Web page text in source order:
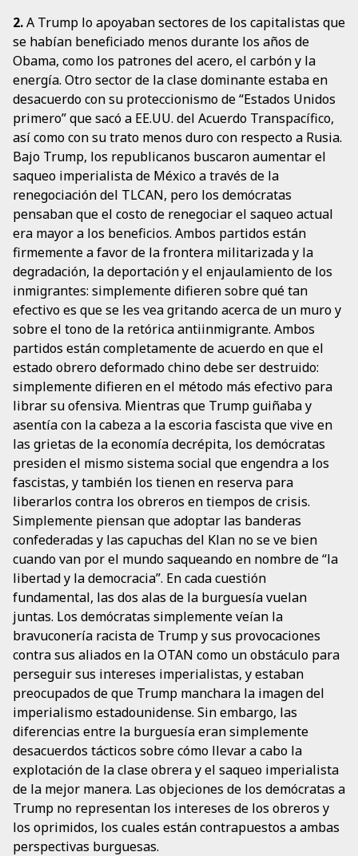
2.A Trump lo apoyaban sectores de los capitalistas que
se habían beneficiado menos durante los años de
Obama, como los patrones del acero, el carbón y la
energía. Otro sector de la clase dominante estaba en
desacuerdo con su proteccionismo de “Estados Unidos
primero” que sacó a EE.UU. del Acuerdo Transpacífico,
así como con su trato menos duro con respecto a Rusia.
Bajo Trump, los republicanos buscaron aumentar el
saqueo imperialista de México a través de la
renegociación del TLCAN, pero los demócratas
pensaban que el costo de renegociar el saqueo actual
era mayor a los beneficios. Ambos partidos están
firmemente a favor de la frontera militarizada y la
degradación, la deportación y el enjaulamiento de los
inmigrantes: simplemente difieren sobre qué tan
efectivo es que se les vea gritando acerca de un muro y
sobre el tono de la retórica antiinmigrante. Ambos
partidos están completamente de acuerdo en que el
estado obrero deformado chino debe ser destruido:
simplemente difieren en el método más efectivo para
librar su ofensiva. Mientras que Trump guiñaba y
asentía con la cabeza a la escoria fascista que vive en
las grietas de la economía decrépita, los demócratas
presiden el mismo sistema social que engendra a los
fascistas, y también los tienen en reserva para
liberarlos contra los obreros en tiempos de crisis.
Simplemente piensan que adoptar las banderas
confederadas y las capuchas del Klan no se ve bien
cuando van por el mundo saqueando en nombre de “la
libertad y la democracia”. En cada cuestión
fundamental, las dos alas de la burguesía vuelan
juntas. Los demócratas simplemente veían la
bravuconería racista de Trump y sus provocaciones
contra sus aliados en la OTAN como un obstáculo para
perseguir sus intereses imperialistas, y estaban
preocupados de que Trump manchara la imagen del
imperialismo estadounidense. Sin embargo, las
diferencias entre la burguesía eran simplemente
desacuerdos tácticos sobre cómo llevar a cabo la
explotación de la clase obrera y el saqueo imperialista
de la mejor manera. Las objeciones de los demócratas a
Trump no representan los intereses de los obreros y
los oprimidos, los cuales están contrapuestos a ambas
perspectivas burguesas.